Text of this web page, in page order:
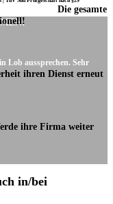
Die gesamte
Lob aussprechen. Sehr
ihren Dienst erneut
ihre Firma weiter
in/bei